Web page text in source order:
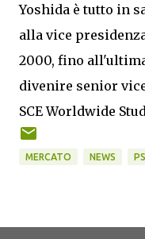
Yoshida è tutto in
alla vice
2000, fino
divenire senior
SCE Worldwide
MERCATO NEWS